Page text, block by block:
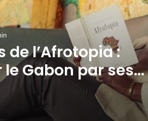
SOGADA
ses capacités de
à
d’Angola